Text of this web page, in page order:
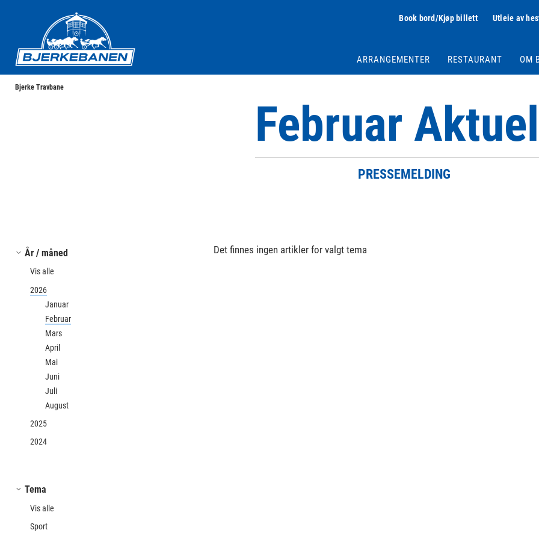
Book bord/Kjøp billett Utleie av
ARRANGEMENTER RESTAURANT OM
Bjerke Travbane
Februar
PRESSEMELDING
År / måned
Vis alle
2026
Januar
Februar
Mars
April
Mai
Juni
Juli
August
2025
2024
Tema
Vis alle
Sport
Det finnes ingen artikler for valgt tema